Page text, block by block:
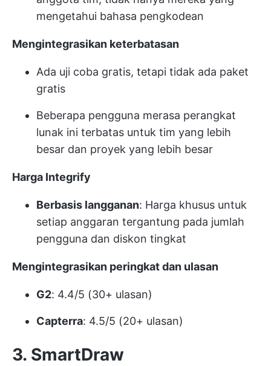
mengetahui bahasa pengkodean
Mengintegrasikan keterbatasan
Ada uji coba gratis, tetapi tidak ada paket
gratis
Beberapa pengguna merasa perangkat
lunak ini terbatas untuk tim yang lebih
besar dan proyek yang lebih besar
Harga Integrify
Berbasis langganan: Harga khusus untuk
setiap anggaran tergantung pada jumlah
pengguna dan diskon tingkat
Mengintegrasikan peringkat dan ulasan
G2: 4.4/5 (30+ ulasan)
Capterra: 4.5/5 (20+ ulasan)
3. SmartDraw